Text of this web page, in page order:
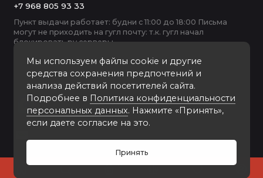
0
Мы используем файлы cookie и другие
средства сохранения предпочтений и
анализа действий посетителей сайта.
Подробнее в Политика конфиденциальности
персональных данных. Нажмите «Принять»,
если даете согласие на это.
Принять
+7 968 805 93 33
Пункт выдачи работает: будни с 11:00 до 18:00 Письма
могут не приходить на гугл почту: т.к. гугл начал
блокировать ру серверы